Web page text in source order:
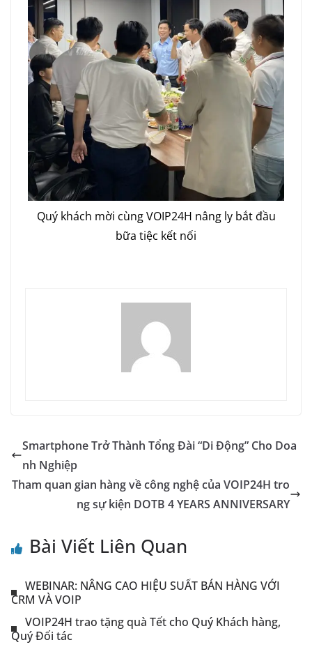
Quý khách mời cùng VOIP24H nâng ly bắt đầu
bữa tiệc kết nối
Smartphone Trở Thành Tổng Đài “Di Động” Cho Doa
nh Nghiệp
Tham quan gian hàng về công nghệ của VOIP24H tro
ng sự kiện DOTB 4 YEARS ANNIVERSARY
Bài Viết Liên Quan
WEBINAR: NÂNG CAO HIỆU SUẤT BÁN HÀNG VỚI
CRM VÀ VOIP
VOIP24H trao tặng quà Tết cho Quý Khách hàng,
Quý Đối tác